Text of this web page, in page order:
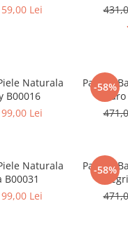
Lei
Naturala
B00016
Lei
-58%
Pantofi
Naturala
B00031
Lei
-58%
Pantofi